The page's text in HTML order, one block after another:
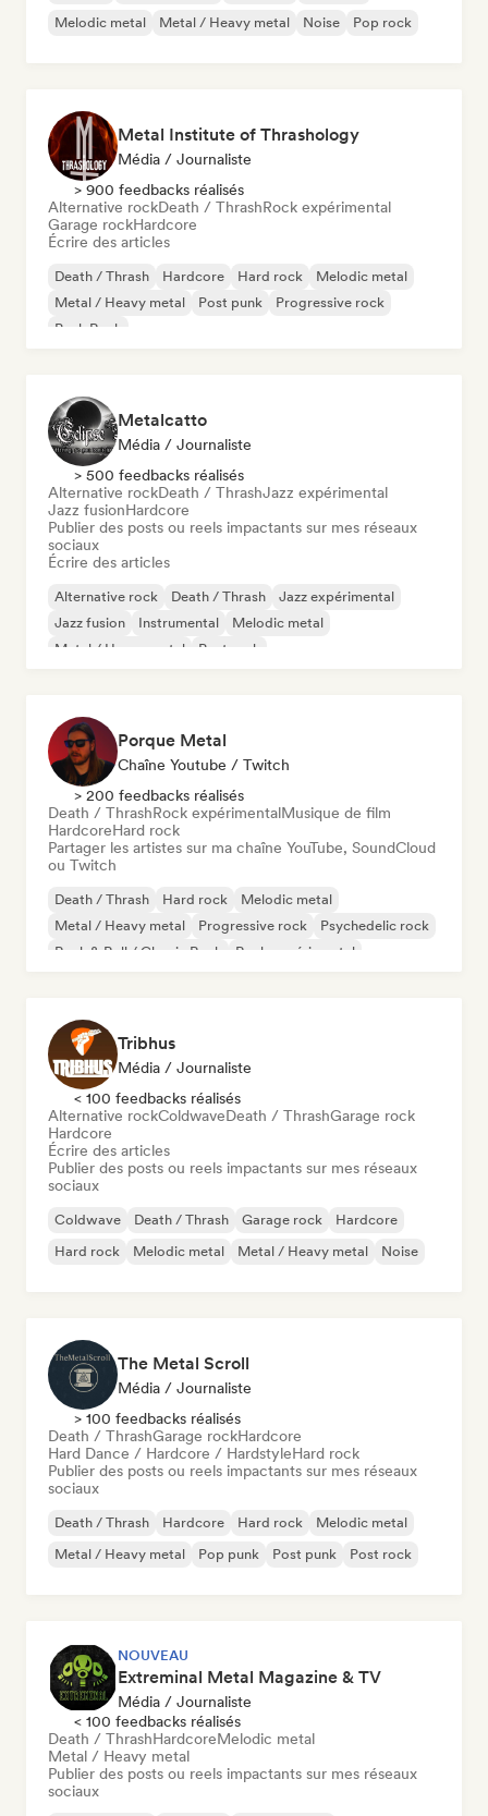
Melodic metal
Metal / Heavy metal Noise Pop rock
Metal Institute of Thrashology
Média / Journaliste
> 900 feedbacks réalisés
Alternative rockDeath / ThrashRock expérimental
Garage rockHardcore
Écrire des articles
Death / Thrash Hardcore Hard rock
Melodic metal
Metal / Heavy metal
Post punk
Progressive rock
Punk Rock
Metalcatto
Média / Journaliste
> 500 feedbacks réalisés
Alternative rockDeath / ThrashJazz expérimental
Jazz fusionHardcore
Publier des posts ou reels impactants sur mes réseaux
sociaux
Écrire des articles
Alternative rock Death / Thrash
Jazz expérimental
Jazz fusion
Instrumental
Melodic metal
Metal / Heavy metal
Post rock
Porque Metal
Chaîne Youtube / Twitch
> 200 feedbacks réalisés
Death / ThrashRock expérimentalMusique de film
HardcoreHard rock
Partager les artistes sur ma chaîne YouTube, SoundCloud
ou Twitch
Death / Thrash Hard rock
Melodic metal
Metal / Heavy metal
Progressive rock
Psychedelic rock
Rock & Roll / Classic Rock
Rock expérimental
Tribhus
Média / Journaliste
< 100 feedbacks réalisés
Alternative rockColdwaveDeath / ThrashGarage rock
Hardcore
Écrire des articles
Publier des posts ou reels impactants sur mes réseaux
sociaux
Coldwave Death / Thrash Garage rock
Hardcore
Hard rock
Melodic metal Metal / Heavy metal Noise
The Metal Scroll
Média / Journaliste
> 100 feedbacks réalisés
Death / ThrashGarage rockHardcore
Hard Dance / Hardcore / HardstyleHard rock
Publier des posts ou reels impactants sur mes réseaux
sociaux
Death / Thrash Hardcore Hard rock
Melodic metal
Metal / Heavy metal
Pop punk Post punk Post rock
NOUVEAU
Extreminal Metal Magazine & TV
Média / Journaliste
< 100 feedbacks réalisés
Death / ThrashHardcoreMelodic metal
Metal / Heavy metal
Publier des posts ou reels impactants sur mes réseaux
sociaux